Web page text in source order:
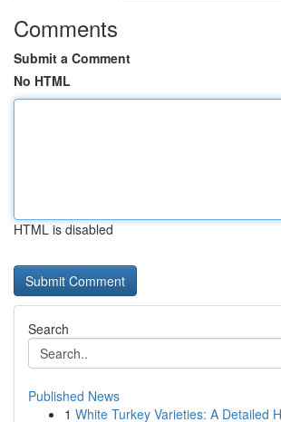
Comments
Submit a Comment
No HTML
HTML is disabled
Search
Published News
1 White Turkey Varieties: A Detailed